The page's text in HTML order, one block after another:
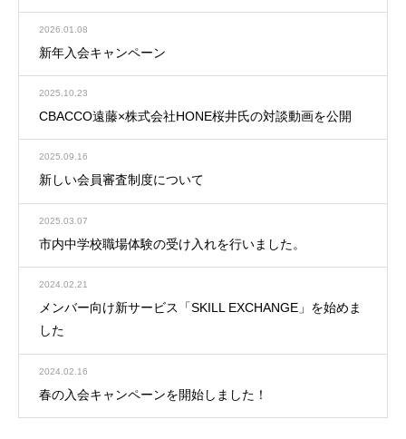
2026.01.08
新年入会キャンペーン
2025.10.23
CBACCO遠藤×株式会社HONE桜井氏の対談動画を公開
2025.09.16
新しい会員審査制度について
2025.03.07
市内中学校職場体験の受け入れを行いました。
2024.02.21
メンバー向け新サービス「SKILL EXCHANGE」を始めま
した
2024.02.16
春の入会キャンペーンを開始しました！